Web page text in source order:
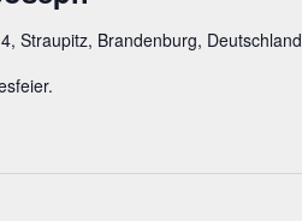
Straupitz, Brandenburg, Deutschland